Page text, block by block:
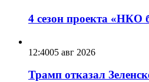
4 сезон проекта «НКО
12:4005 авг 2026
Трамп отказал